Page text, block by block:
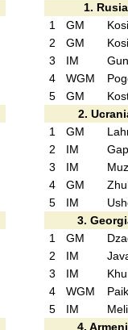
1.
1
GM
2
GM
3
IM
4
WGM
5
GM
2.
1
GM
2
IM
3
IM
4
GM
5
IM
3.
1
GM
2
IM
3
IM
4
WGM
5
IM
4.